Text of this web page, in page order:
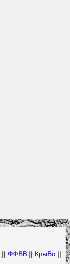
|| ФФВВ|| КрыВо||